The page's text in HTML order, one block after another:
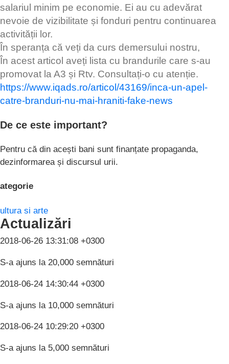
salariul minim pe economie. Ei au cu adevărat
nevoie de vizibilitate și fonduri pentru continuarea
activității lor.
În speranța că veți da curs demersului nostru,
În acest articol aveți lista cu brandurile care s-au
promovat la A3 și Rtv. Consultați-o cu atenție.
https://www.iqads.ro/articol/43169/inca-un-apel-
catre-branduri-nu-mai-hraniti-fake-news
De ce este important?
Pentru că din acești bani sunt finanțate propaganda,
dezinformarea și discursul urii.
si arte
Actualizări
2018-06-26 13:31:08 +0300
S-a ajuns la 20,000 semnături
2018-06-24 14:30:44 +0300
S-a ajuns la 10,000 semnături
2018-06-24 10:29:20 +0300
S-a ajuns la 5,000 semnături